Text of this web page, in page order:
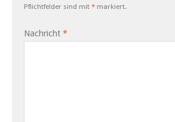
Pflichtfelder sind mit * markiert.
Nachricht *